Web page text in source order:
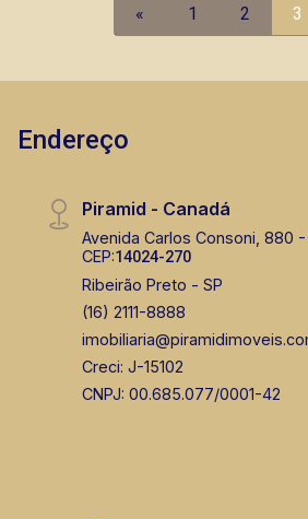
« 1 2 3
Endereço
Piramid - Canadá
Avenida Carlos Consoni, 880 -
CEP:14024-270
Ribeirão Preto - SP
(16) 2111-8888
Creci: J-15102
CNPJ: 00.685.077/0001-42